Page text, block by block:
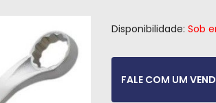
Disponibilidade: Sob
FALE COM UM